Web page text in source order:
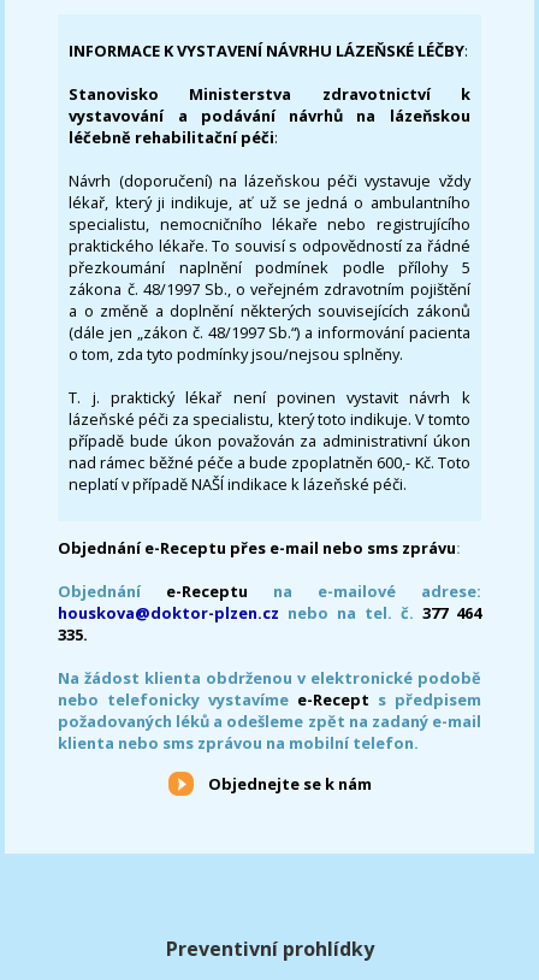
INFORMACE K VYSTAVENÍ NÁVRHU LÁZEŇSKÉ LÉČBY:
Stanovisko Ministerstva zdravotnictví k
vystavování a podávání návrhů na lázeňskou
léčebně rehabilitační péči:
Návrh (doporučení) na lázeňskou péči vystavuje vždy
lékař, který ji indikuje, ať už se jedná o ambulantního
specialistu, nemocničního lékaře nebo registrujícího
praktického lékaře. To souvisí s odpovědností za řádné
přezkoumání naplnění podmínek podle přílohy 5
zákona č. 48/1997 Sb., o veřejném zdravotním pojištění
a o změně a doplnění některých souvisejících zákonů
(dále jen „zákon č. 48/1997 Sb.“) a informování pacienta
o tom, zda tyto podmínky jsou/nejsou splněny.
T. j. praktický lékař není povinen vystavit návrh k
lázeňské péči za specialistu, který toto indikuje. V tomto
případě bude úkon považován za administrativní úkon
nad rámec běžné péče a bude zpoplatněn 600,- Kč. Toto
neplatí v případě NAŠÍ indikace k lázeňské péči.
Objednání e-Receptu přes e-mail nebo sms zprávu:
Objednání e-Receptu na e-mailové adrese:
houskova@doktor-plzen.cz nebo na tel. č. 377 464
335.
Na žádost klienta obdrženou v elektronické podobě
nebo telefonicky vystavíme e-Recept s předpisem
požadovaných léků a odešleme zpět na zadaný e-mail
klienta nebo sms zprávou na mobilní telefon.
Objednejte se k nám
Preventivní prohlídky